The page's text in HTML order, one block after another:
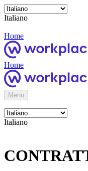
Italiano
Home
Home
Menu
Italiano